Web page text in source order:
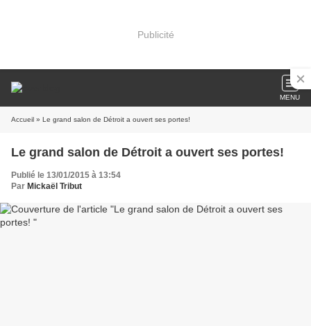
Publicité
MENU
Accueil » Le grand salon de Détroit a ouvert ses portes!
Le grand salon de Détroit a ouvert ses portes!
Publié le 13/01/2015 à 13:54
Par Mickaël Tribut